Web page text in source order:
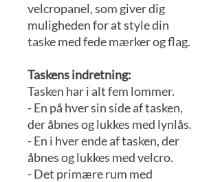
velcropanel, som giver dig
muligheden for at style din
taske med fede mærker og flag.
Taskens indretning:
Tasken har i alt fem lommer.
- En på hver sin side af tasken,
der åbnes og lukkes med lynlås.
- En i hver ende af tasken, der
åbnes og lukkes med velcro.
- Det primære rum med